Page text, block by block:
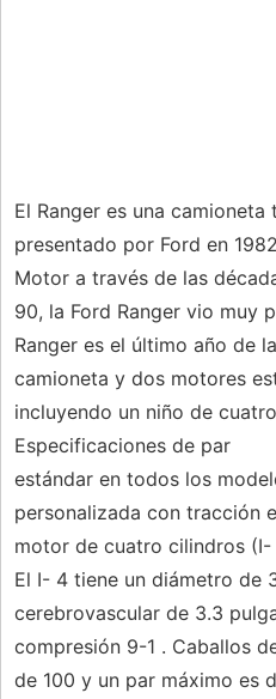
El Ranger es una
presentado por Ford en
Motor a través de las
90, la Ford Ranger vio muy
Ranger es el último año de
camioneta y dos motores
incluyendo un niño de
Especificaciones de par
estándar en todos los
personalizada con tracción
motor de cuatro cilindros
El I- 4 tiene un diámetro de
cerebrovascular de 3.3
compresión 9-1 . Caballos
de 100 y un par máximo es